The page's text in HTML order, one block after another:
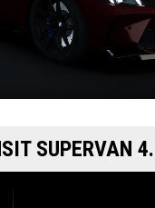
SUPERVAN